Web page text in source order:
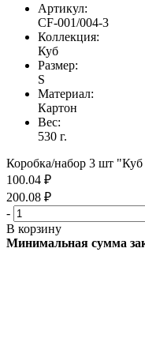
Артикул:
CF-001/004-3
Коллекция:
Куб
Размер:
S
Материал:
Картон
Вес:
530 г.
Коробка/набор 3 шт
100.04 ₽
200.08 ₽
-
В корзину
Минимальная сумма